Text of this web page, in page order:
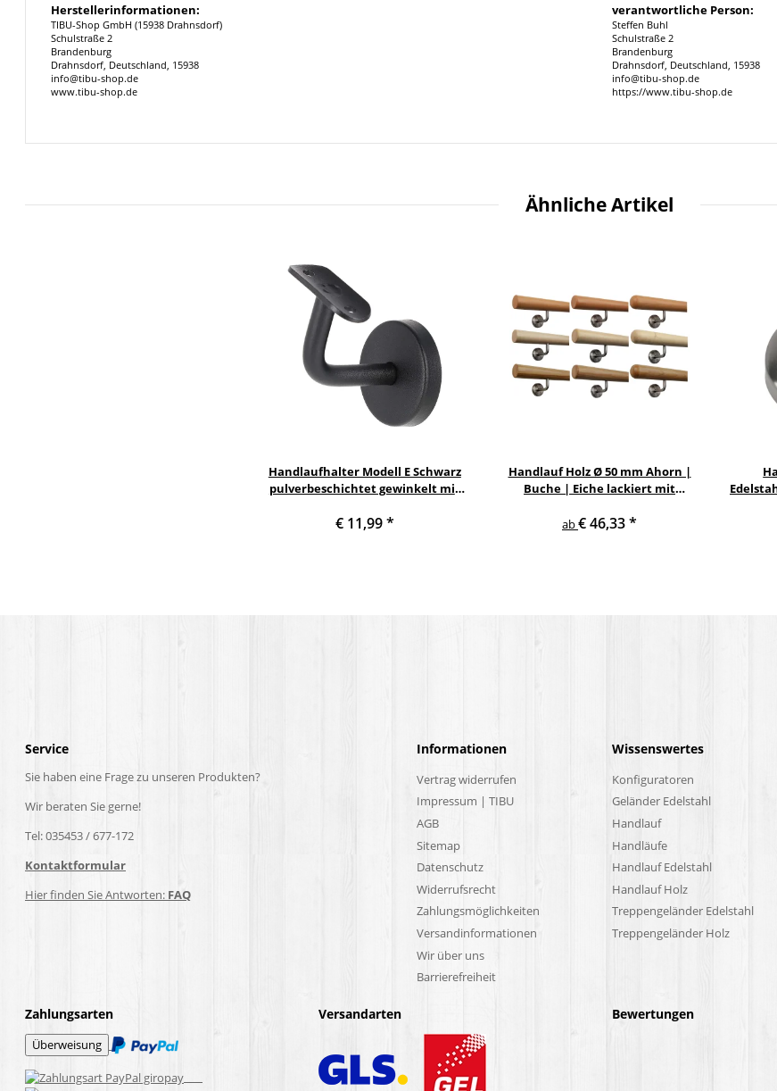
Herstellerinformationen:
TIBU-Shop GmbH (15938 Drahnsdorf)
Schulstraße 2
Brandenburg
Drahnsdorf, Deutschland, 15938
info@tibu-shop.de
www.tibu-shop.de
verantwortliche Person:
Steffen Buhl
Schulstraße 2
Brandenburg
Drahnsdorf, Deutschland, 15938
info@tibu-shop.de
https://www.tibu-shop.de
Ähnliche Artikel
Handlaufhalter Modell E Schwarz
pulverbeschichtet gewinkelt mit
€ 11,99*
Handlauf Holz Ø 50 mm Ahorn |
Buche | Eiche lackiert mit
Edelstahlhalter
ab€ 46,33*
Service
Sie haben eine Frage zu unseren Produkten?
Wir beraten Sie gerne!
Tel: 035453 / 677-172
Kontaktformular
Hier finden Sie Antworten: FAQ
Informationen
Vertrag widerrufen
Impressum | TIBU
AGB
Sitemap
Datenschutz
Widerrufsrecht
Zahlungsmöglichkeiten
Versandinformationen
Wir über uns
Barrierefreiheit
Wissenswertes
Konfiguratoren
Geländer Edelstahl
Handlauf
Handläufe
Handlauf Edelstahl
Handlauf Holz
Treppengeländer Edelstahl
Treppengeländer Holz
Zahlungsarten Versandarten Bewertungen